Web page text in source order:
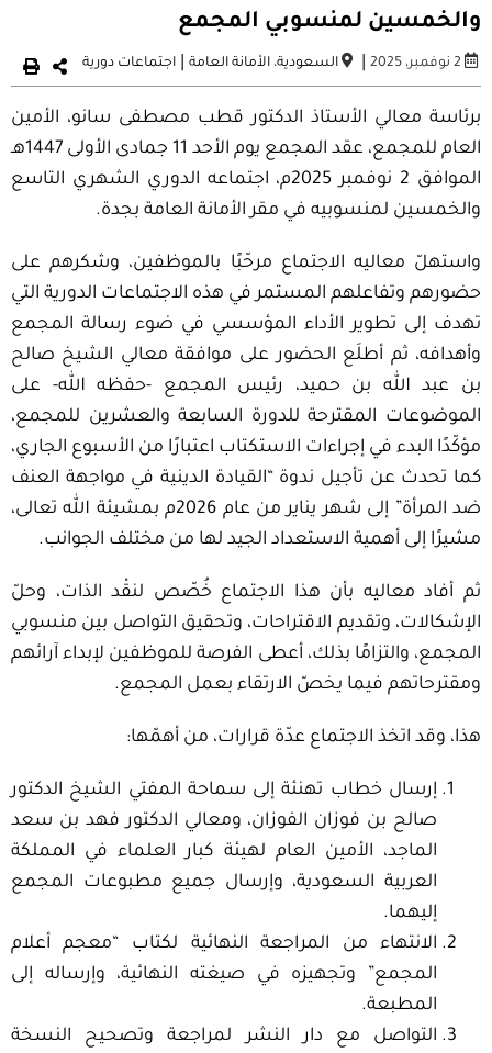
والخمسين لمنسوبي المجمع
2 نوفمبر، 2025 | السعودية، الأمانة العامة| اجتماعات دورية
برئاسة معالي الأستاذ الدكتور قطب مصطفى سانو، الأمين
العام للمجمع، عقد المجمع يوم الأحد 11 جمادى الأولى 1447هـ
الموافق 2 نوفمبر 2025م، اجتماعه الدوري الشهري التاسع
والخمسين لمنسوبيه في مقر الأمانة العامة بجدة.
واستهلّ معاليه الاجتماع مرحّبًا بالموظفين، وشكرهم على
حضورهم وتفاعلهم المستمر في هذه الاجتماعات الدورية التي
تهدف إلى تطوير الأداء المؤسسي في ضوء رسالة المجمع
وأهدافه، ثم أطلَع الحضور على موافقة معالي الشيخ صالح
بن عبد الله بن حميد، رئيس المجمع -حفظه الله- على
الموضوعات المقترحة للدورة السابعة والعشرين للمجمع،
مؤكّدًا البدء في إجراءات الاستكتاب اعتبارًا من الأسبوع الجاري،
كما تحدث عن تأجيل ندوة “القيادة الدينية في مواجهة العنف
ضد المرأة” إلى شهر يناير من عام 2026م بمشيئة الله تعالى،
مشيرًا إلى أهمية الاستعداد الجيد لها من مختلف الجوانب.
ثم أفاد معاليه بأن هذا الاجتماع خُصّص لنقْد الذات، وحلّ
الإشكالات، وتقديم الاقتراحات، وتحقيق التواصل بين منسوبي
المجمع، والتزامًا بذلك، أعطى الفرصة للموظفين لإبداء آرائهم
ومقترحاتهم فيما يخصّ الارتقاء بعمل المجمع.
هذا، وقد اتخذ الاجتماع عدّة قرارات، من أهمّها:
إرسال خطاب تهنئة إلى سماحة المفتي الشيخ الدكتور
صالح بن فوزان الفوزان، ومعالي الدكتور فهد بن سعد
الماجد، الأمين العام لهيئة كبار العلماء في المملكة
العربية السعودية، وإرسال جميع مطبوعات المجمع
إليهما.
الانتهاء من المراجعة النهائية لكتاب “معجم أعلام
المجمع” وتجهيزه في صيغته النهائية، وإرساله إلى
المطبعة.
التواصل مع دار النشر لمراجعة وتصحيح النسخة